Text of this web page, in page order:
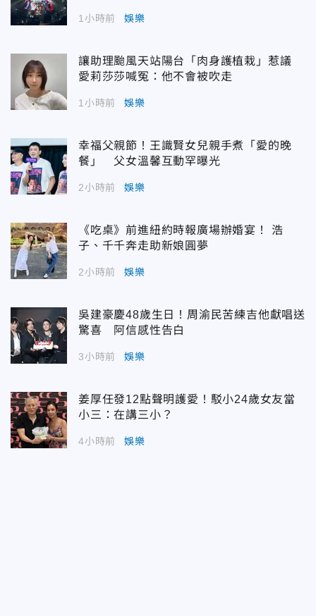
1小時前 娛樂
讓助理颱風天站陽台「肉身護植栽」惹議
愛莉莎莎喊冤：他不會被吹走
1小時前 娛樂
幸福父親節！王識賢女兒親手煮「愛的晚
餐」 父女溫馨互動罕曝光
2小時前 娛樂
《吃桌》前進紐約時報廣場辦婚宴！ 浩
子、千千奔走助新娘圓夢
2小時前 娛樂
吳建豪慶48歲生日！周渝民苦練吉他獻唱送
驚喜 阿信感性告白
3小時前 娛樂
姜厚任發12點聲明護愛！駁小24歲女友當
小三：在講三小？
4小時前 娛樂